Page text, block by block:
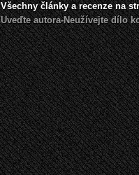
Všechny články a recenze na
Uveďte autora-Neužívejte dílo